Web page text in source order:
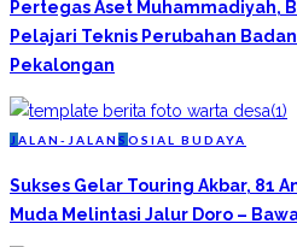
Pertegas Aset Muhammadiyah,
Pelajari Teknis Perubahan Badan
Pekalongan
J ALAN-JALAN S OSIAL BUDAYA
Sukses Gelar Touring Akbar, 81
Muda Melintasi Jalur Doro –